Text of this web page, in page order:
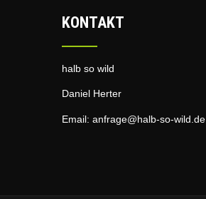
KONTAKT
halb so wild
Daniel Herter
Email: anfrage@halb-so-wild.de